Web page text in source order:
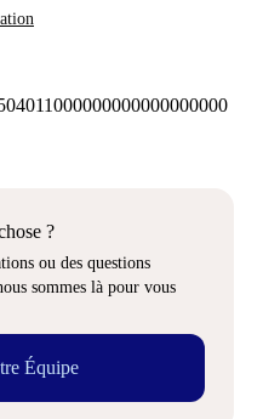
?
ou des questions
sommes là pour vous
Équipe